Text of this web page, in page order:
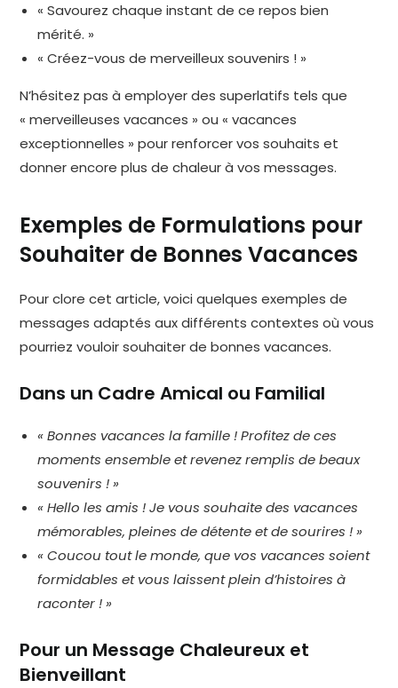
« Savourez chaque instant de ce repos bien
mérité. »
« Créez-vous de merveilleux souvenirs ! »
N’hésitez pas à employer des superlatifs tels que
« merveilleuses vacances » ou « vacances
exceptionnelles » pour renforcer vos souhaits et
donner encore plus de chaleur à vos messages.
Exemples de Formulations pour
Souhaiter de Bonnes Vacances
Pour clore cet article, voici quelques exemples de
messages adaptés aux différents contextes où vous
pourriez vouloir souhaiter de bonnes vacances.
Dans un Cadre Amical ou Familial
« Bonnes vacances la famille ! Profitez de ces
moments ensemble et revenez remplis de beaux
souvenirs ! »
« Hello les amis ! Je vous souhaite des vacances
mémorables, pleines de détente et de sourires ! »
« Coucou tout le monde, que vos vacances soient
formidables et vous laissent plein d’histoires à
raconter ! »
Pour un Message Chaleureux et
Bienveillant